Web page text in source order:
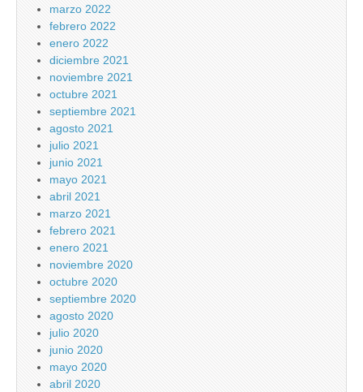
marzo 2022
febrero 2022
enero 2022
diciembre 2021
noviembre 2021
octubre 2021
septiembre 2021
agosto 2021
julio 2021
junio 2021
mayo 2021
abril 2021
marzo 2021
febrero 2021
enero 2021
noviembre 2020
octubre 2020
septiembre 2020
agosto 2020
julio 2020
junio 2020
mayo 2020
abril 2020